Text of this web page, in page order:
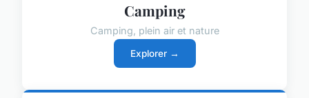
Camping
Camping, plein air et nature
Explorer →